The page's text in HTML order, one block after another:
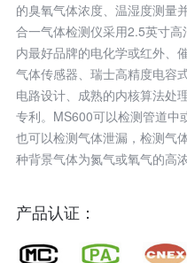
的臭氧气体浓度、温湿度测量
合一气体检测仪采用2.5英寸
内最好品牌的电化学或红外、
气体传感器、瑞士高精度电容
电路设计、成熟的内核算法处
专利。MS600可以检测管道中
也可以检测气体泄漏，检测气
种背景气体为氮气或氧气的高
产品认证：